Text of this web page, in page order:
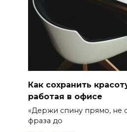
Как сохранить
работая в офисе
«Держи спину прямо, не
фраза до